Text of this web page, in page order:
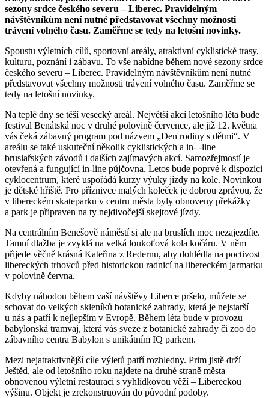
sezony srdce českého severu – Liberec. Pravidelným
návštěvníkům není nutné představovat všechny možnosti
trávení volného času. Zaměřme se tedy na letošní novinky.
Spoustu výletních cílů, sportovní areály, atraktivní cyklistické trasy,
kulturu, poznání i zábavu. To vše nabídne během nové sezony srdce
českého severu – Liberec. Pravidelným návštěvníkům není nutné
představovat všechny možnosti trávení volného času. Zaměřme se
tedy na letošní novinky.
Na teplé dny se těší vesecký areál. Největší akcí letošního léta bude
festival Benátská noc v druhé polovině července, ale již 12. května
vás čeká zábavný program pod názvem „Den rodiny s dětmi“. V
areálu se také uskuteční několik cyklistických a in- -line
bruslařských závodů i dalších zajímavých akcí. Samozřejmostí je
otevřená a fungující in-line půjčovna. Letos bude poprvé k dispozici
cyklocentrum, které uspořádá kurzy výuky jízdy na kole. Novinkou
je dětské hřiště. Pro příznivce malých koleček je dobrou zprávou, že
v libereckém skateparku v centru města byly obnoveny překážky
a park je připraven na ty nejdivočejší skejtové jízdy.
Na centrálním Benešově náměstí si ale na bruslích moc nezajezdíte.
Tamní dlažba je zvyklá na velká loukoťová kola kočáru. V něm
přijede věčně krásná Kateřina z Redernu, aby dohlédla na poctivost
libereckých trhovců před historickou radnicí na libereckém jarmarku
v polovině června.
Kdyby náhodou během vaší návštěvy Liberce pršelo, můžete se
schovat do velkých skleníků botanické zahrady, která je nejstarší
u nás a patří k nejlepším v Evropě. Během léta bude v provozu
babylonská tramvaj, která vás sveze z botanické zahrady či zoo do
zábavního centra Babylon s unikátním IQ parkem.
Mezi nejatraktivnější cíle výletů patří rozhledny. Prim jistě drží
Ještěd, ale od letošního roku najdete na druhé straně města
obnovenou výletní restauraci s vyhlídkovou věží – Libereckou
výšinu. Objekt je zrekonstruován do původní podoby.